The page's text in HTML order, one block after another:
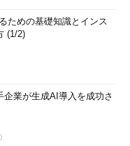
ための基礎知識とインス
(1/2)
業が生成AI導入を成功さ